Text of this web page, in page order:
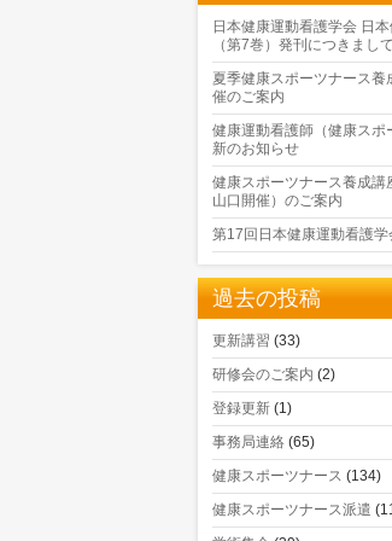
日本健康運動看護学会 日
（第7巻）発刊につきまして
夏季健康スポーツナース養
催のご案内
健康運動看護師（健康スポ
新のお知らせ
健康スポーツナース養成講
山口開催）のご案内
第17回日本健康運動看護
過去の投稿
更新講習 (33)
研修会のご案内 (2)
登録更新 (1)
事務局連絡 (65)
健康スポーツナース (134)
健康スポーツナース派遣